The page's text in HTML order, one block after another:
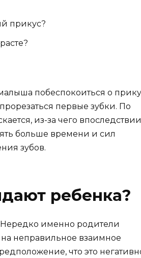
прикус?
побеспокоиться о
первые зубки. По
из-за чего
больше времени и сил
зубов.
ребенка?
именно родители
неправильное взаимное
что это